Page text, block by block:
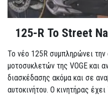
125-R Το Street
Το νέο 125R συμπληρώνει την
μοτοσυκλετών της VOGE και
διασκέδασης ακόμα και σε
αυτοκινήτου. Ο κινητήρας